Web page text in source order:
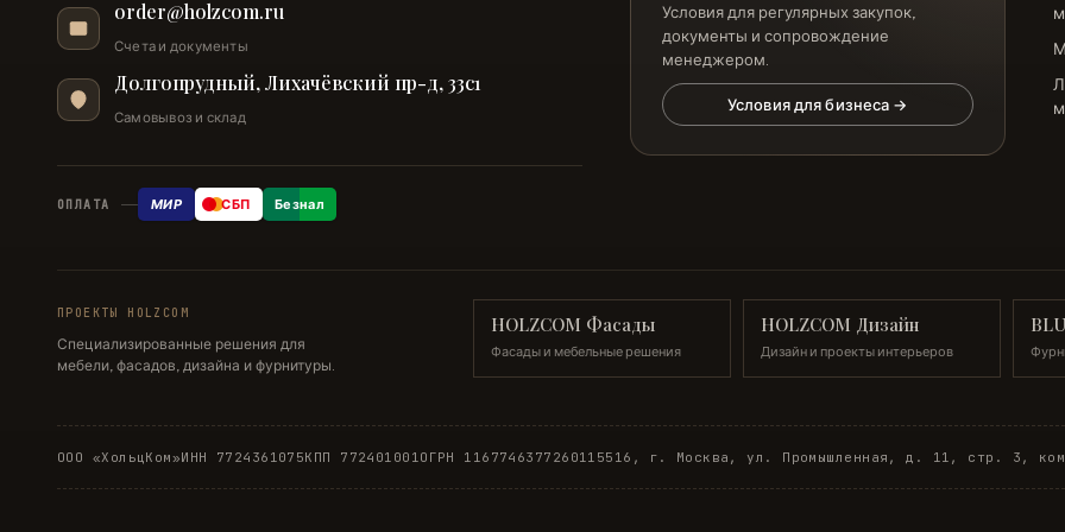
order@holzcom.ru
Счета и документы
Долгопрудный, Лихачёвский пр-д, 33с1
Самовывоз и склад
ОПЛАТА МИР СБП Безнал
Условия для регулярных закупок,
документы и сопровождение
менеджером.
Условия для бизнеса →
ПРОЕКТЫ HOLZCOM
Специализированные решения для
мебели, фасадов, дизайна и фурнитуры.
HOLZCOM Фасады
Фасады и мебельные решения
HOLZCOM Дизайн
Дизайн и проекты интерьеров
ООО «ХольцКом»ИНН 7724361075КПП 772401001ОГРН 1167746377260115516, г. Москва, ул. Промышленная, д. 11, стр. 3,